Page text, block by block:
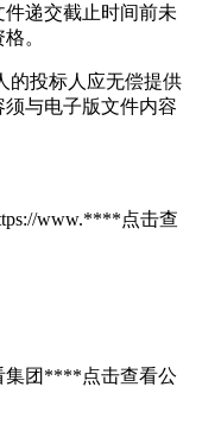
递交截止时间前未
。
的投标人应无偿提供
与电子版文件内容
www.****点击查
集团****点击查看公